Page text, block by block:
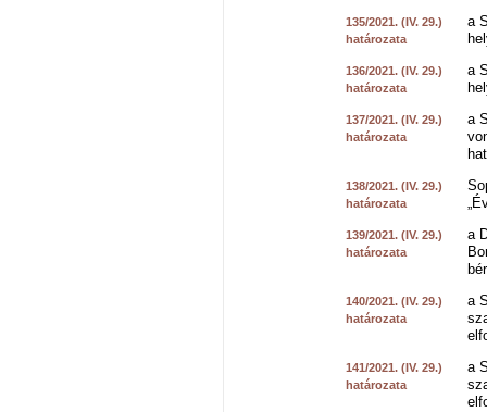
135/2021. (IV. 29.)
határozata
a
136/2021. (IV. 29.)
határozata
a
137/2021. (IV. 29.)
határozata
a
138/2021. (IV. 29.)
határozata
139/2021. (IV. 29.)
határozata
a
140/2021. (IV. 29.)
határozata
a
141/2021. (IV. 29.)
határozata
a